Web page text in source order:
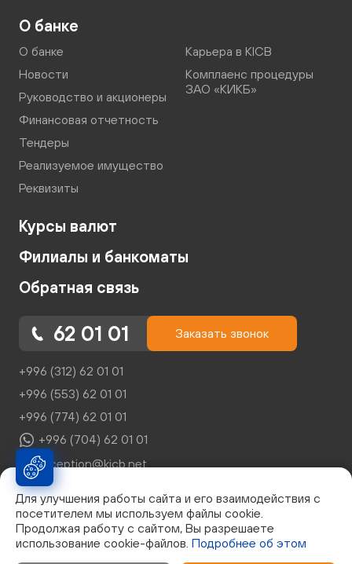
Для улучшения работы сайта и его взаимодействия с
посетителем мы используем файлы cookie.
Продолжая работу с сайтом, Вы разрешаете
использование cookie-файлов. Подробнее об этом
О банке
О банке
Новости
Руководство и акционеры
Финансовая отчетность
Тендеры
Реализуемое имущество
Реквизиты
Карьера в KICB
Комплаенс процедуры
ЗАО «КИКБ»
Курсы валют
Филиалы и банкоматы
Обратная связь
62 01 01 Заказать звонок
+996 (312) 62 01 01
+996 (553) 62 01 01
+996 (774) 62 01 01
+996 (704) 62 01 01
reception@kicb.net
© Закрытое Акционерное Общество "Кыргызский